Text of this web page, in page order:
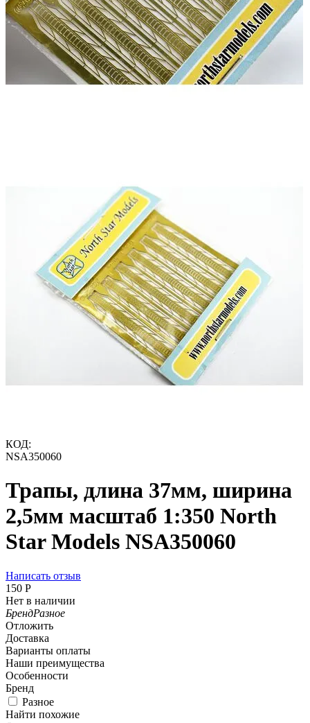
КОД:
NSA350060
Трапы, длина 37мм, ширина
2,5мм масштаб 1:350 North
Star Models NSA350060
Написать отзыв
‍150‍ Р
Нет в наличии
БрендРазное
Отложить
Доставка
Варианты оплаты
Наши преимущества
Особенности
Бренд
Разное
Найти похожие